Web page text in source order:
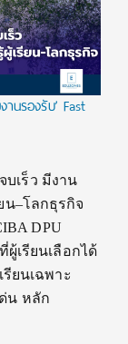
นรองรับ’ Fast
บเร็ว มีงาน
น–โลกธุรกิจ
DPU
เรียนเลือกได้
รียนเฉพาะ
ด่น หลัก